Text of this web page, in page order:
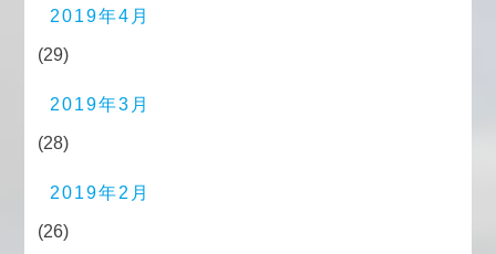
2019年4月
(29)
2019年3月
(28)
2019年2月
(26)